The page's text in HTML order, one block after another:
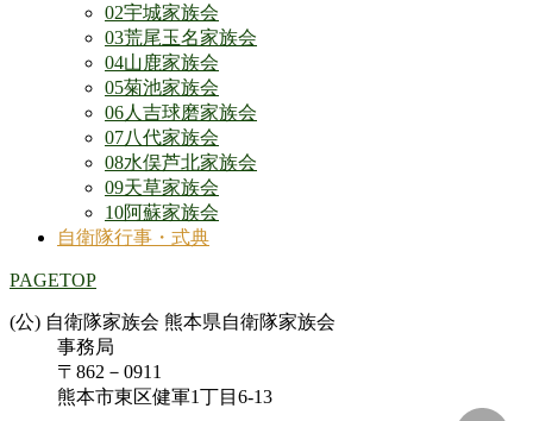
02宇城家族会
03荒尾玉名家族会
04山鹿家族会
05菊池家族会
06人吉球磨家族会
07八代家族会
08水俣芦北家族会
09天草家族会
10阿蘇家族会
自衛隊行事・式典
PAGETOP
(公) 自衛隊家族会 熊本県自衛隊家族会
事務局
〒862－0911
熊本市東区健軍1丁目6-13